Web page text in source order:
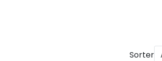
Sorter